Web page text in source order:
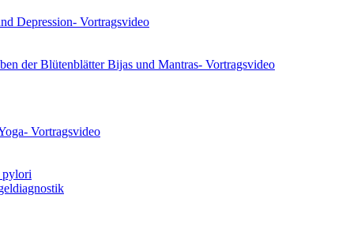
Depression- Vortragsvideo
der Blütenblätter Bijas und Mantras- Vortragsvideo
Vortragsvideo
pylori